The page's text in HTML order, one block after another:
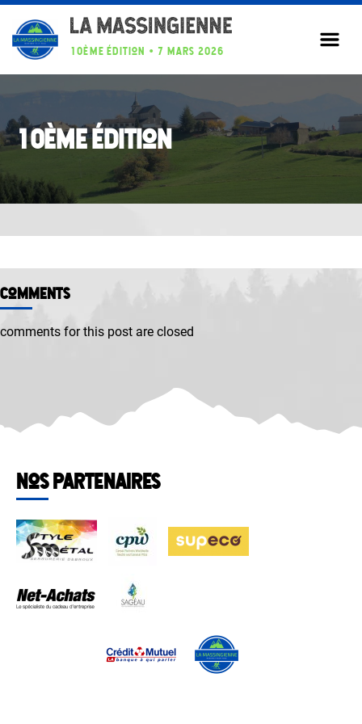
Aller
contenu
10ème édition • 7 mars 2026
10ème édition
comments
comments for this post are closed
Nos partenaires